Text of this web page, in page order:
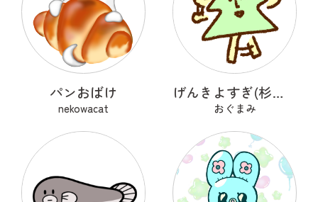
パンおばけ
nekowacat
げんきよすぎ(杉の木)
おぐまみ